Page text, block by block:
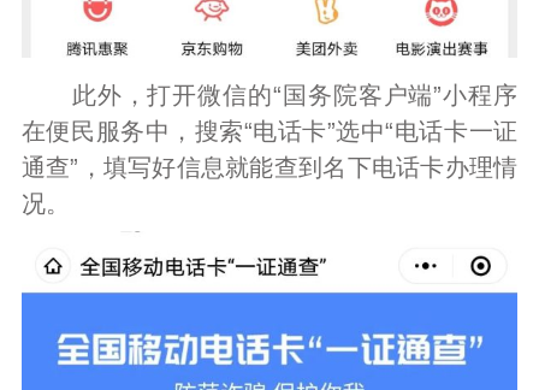
此外，打开微信的“国务院客户端”小程序
在便民服务中，搜索“电话卡”选中“电话卡一证
通查”，填写好信息就能查到名下电话卡办理情
况。